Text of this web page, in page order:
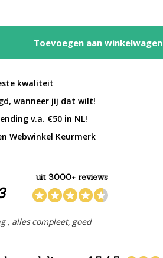
Toevoegen aan winkelwagen
kwaliteit
wanneer jij dat wilt!
v.a. €50 in NL!
Webwinkel Keurmerk
uit 3000+ reviews
, alles compleet, goed